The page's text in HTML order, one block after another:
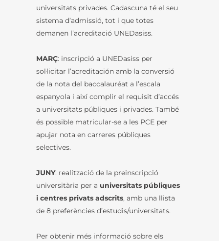
universitats privades. Cadascuna té el seu
sistema d’admissió, tot i que totes
demanen l’acreditació UNEDasiss.
MARÇ: inscripció a UNEDasiss per
sol·licitar l’acreditación amb la conversió
de la nota del baccalauréat a l’escala
espanyola i així complir el requisit d’accés
a universitats públiques i privades. També
és possible matricular-se a les PCE per
apujar nota en carreres públiques
selectives.
JUNY: realització de la preinscripció
universitària per a universitats públiques
i centres privats adscrits, amb una llista
de 8 preferències d’estudis/universitats.
Per obtenir més informació sobre els